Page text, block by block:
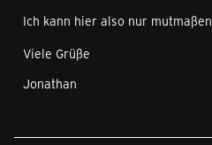
Ich kann hier also nur mutmaßen
Viele Grüße
Jonathan